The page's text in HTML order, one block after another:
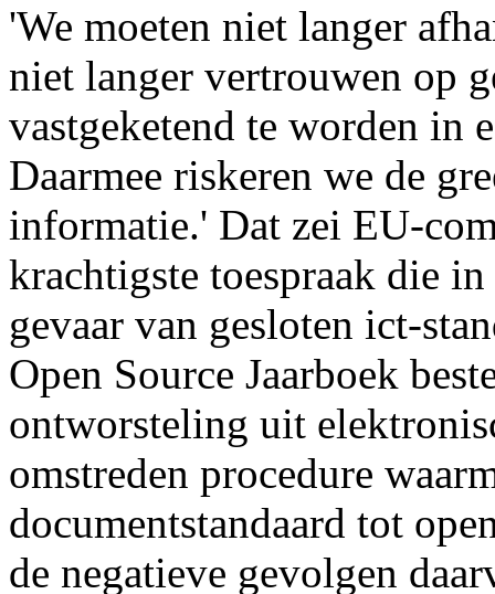
'We moeten niet langer
niet langer vertrouwen op
vastgeketend te worden in
Daarmee riskeren we de
informatie.' Dat zei EU-
krachtigste toespraak die
gevaar van gesloten ict-
Open Source Jaarboek
ontworsteling uit
omstreden procedure
documentstandaard tot
de negatieve gevolgen